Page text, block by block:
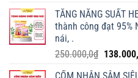
là:
TĂNG NĂNG SUẤT
thành công đạt 95%
nái, .
250.000,0₫ Giá